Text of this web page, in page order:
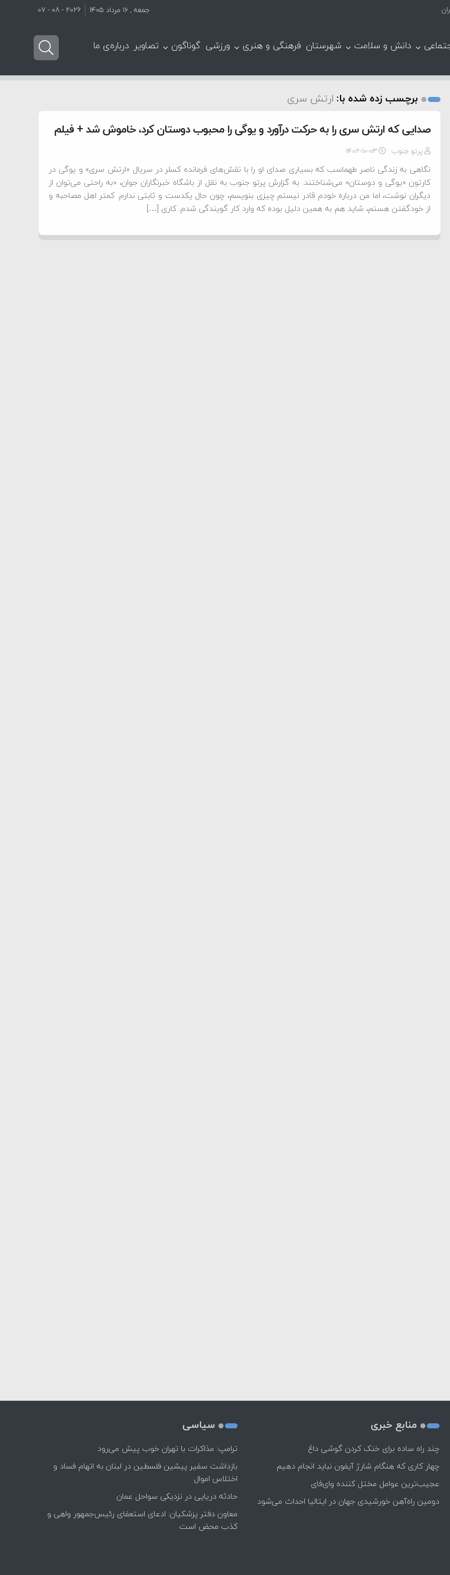
جمعه , ۱۶ مرداد ۱۴۰۵ 2026 - 08 - 07
دانش و سلامت شهرستان فرهنگی و هنری ورزشی گوناگون تصاویر درباره‌ی ما
برچسب زده شده با: ارتش سری
صدایی که ارتش سری را به حرکت درآورد و یوگی را محبوب دوستان کرد، خاموش شد + فيلم
پرتو جنوب ۱۴۰۲-۱۰-۰۳
نگاهی به زندگی ناصر طهماسب که بسیاری صدای او را با نقش‌های فرمانده کسلر در سریال «ارتش سری» و یوگی در
کارتون «یوگی و دوستان» می‌شناختند. به گزارش پرتو جنوب به نقل از باشگاه خبرنگاران جوان، «به راحتی می‌توان از
دیگران نوشت، اما من درباره خودم قادر نیستم چیزی بنویسم، چون حال یکدست و ثابتی ندارم. کمتر اهل مصاحبه و
از خودگفتن هستم، شاید هم به همین دلیل بوده که وارد کار گویندگی شدم. کاری […]
فساد و اختلاس اموال
واهی و کذب محض
نشده است
علیه ایران است
با آمریکا
دیوانگی آمریکا داریم
و متوقف شدند
حماس شد
منابع خبری
چند راه‌ ساده برای خنک کردن گوشی داغ
چهار کاری که هنگام شارژ آیفون نباید انجام دهیم
عجیب‌ترین عوامل مختل کننده وای‌فای
دومین راه‌آهن خورشیدی جهان در ایتالیا احداث می‌شود
سیاسی
ترامپ: مذاکرات با تهران خوب پیش می‌رود
بازداشت سفیر پیشین فلسطین در لبنان به اتهام فساد و
اختلاس اموال
حادثه دریایی در نزدیکی سواحل عمان
معاون دفتر پزشکیان: ادعای استعفای رئیس‌جمهور واهی و
کذب محض است